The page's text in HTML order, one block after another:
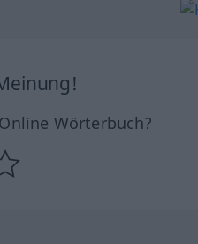
Wörterbuch?